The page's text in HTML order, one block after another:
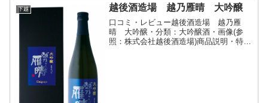
下越 越後酒造場 越乃雁晴 大吟醸
口コミ・レビュー越後酒造場 越乃雁
晴 大吟醸・分類：大吟醸酒・画像(参
照：株式会社越後酒造場)商品説明・特徴